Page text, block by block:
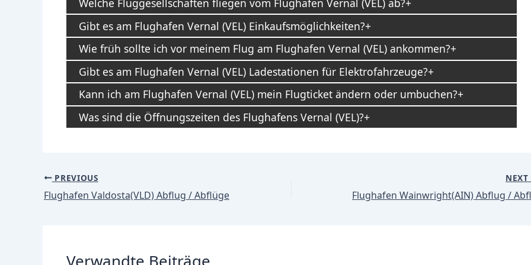
Welche Fluggesellschaften fliegen vom Flughafen Vernal (VEL) ab?
Gibt es am Flughafen Vernal (VEL) Einkaufsmöglichkeiten?
Wie früh sollte ich vor meinem Flug am Flughafen Vernal (VEL) ankommen?
Gibt es am Flughafen Vernal (VEL) Ladestationen für Elektrofahrzeuge?
Kann ich am Flughafen Vernal (VEL) mein Flugticket ändern oder umbuchen?
Was sind die Öffnungszeiten des Flughafens Vernal (VEL)?
Post
navigation
PREVIOUS
Flughafen Valdosta(VLD) Abflug / Abflüge
NEXT
Verwandte Beiträge